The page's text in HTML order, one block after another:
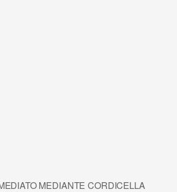
MEDIANTE CORDICELLA